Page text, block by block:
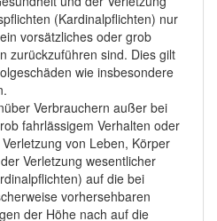
(Kardinalpflichten) nur
vorsätzliches oder grob
zurückzuführen sind. Dies gilt
wie insbesondere
Verbrauchern außer bei
fahrlässigem Verhalten oder
von Leben, Körper
Verletzung wesentlicher
auf die bei
vorhersehbaren
der Höhe nach auf die